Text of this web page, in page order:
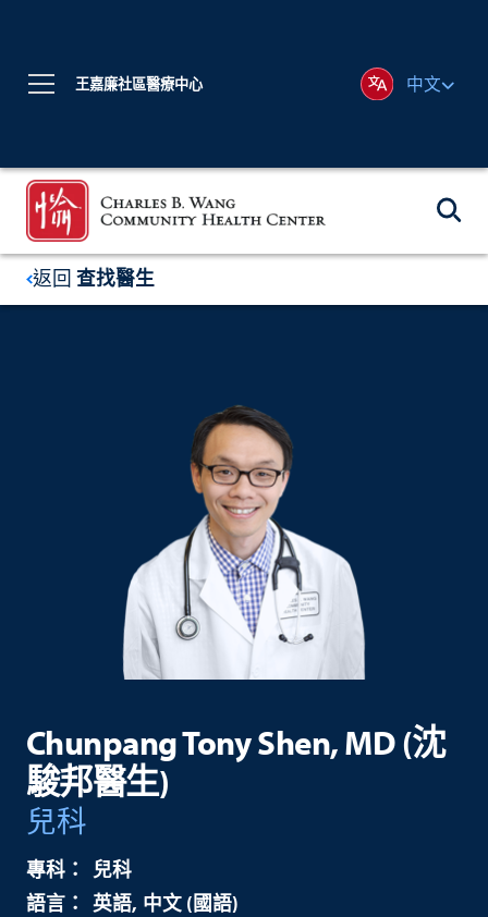
王嘉廉社區醫療中心 中文
返回 查找醫生
Chunpang Tony Shen, MD (沈
駿邦醫生)
兒科
兒科
英語 中文 (國語)